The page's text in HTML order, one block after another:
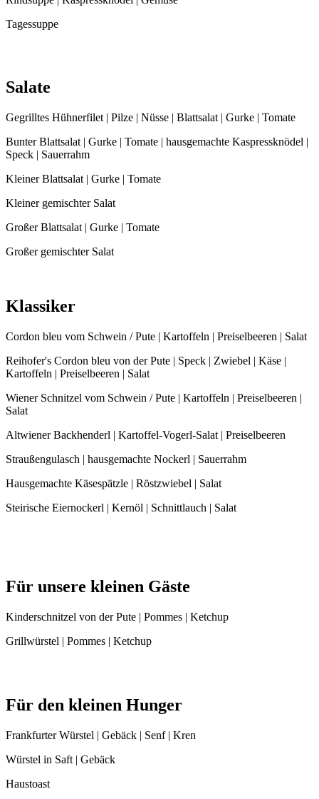
Tagessuppe
Salate
Gegrilltes Hühnerfilet | Pilze | Nüsse | Blattsalat | Gurke | Tomate
Bunter Blattsalat | Gurke | Tomate | hausgemachte Kaspressknödel |
Speck | Sauerrahm
Kleiner Blattsalat | Gurke | Tomate
Kleiner gemischter Salat
Großer Blattsalat | Gurke | Tomate
Großer gemischter Salat
Klassiker
Cordon bleu vom Schwein / Pute | Kartoffeln | Preiselbeeren | Salat
Reihofer's Cordon bleu von der Pute | Speck | Zwiebel | Käse |
Kartoffeln | Preiselbeeren | Salat
Wiener Schnitzel vom Schwein / Pute | Kartoffeln | Preiselbeeren |
Salat
Altwiener Backhenderl | Kartoffel-Vogerl-Salat | Preiselbeeren
Straußengulasch | hausgemachte Nockerl | Sauerrahm
Hausgemachte Käsespätzle | Röstzwiebel | Salat
Steirische Eiernockerl | Kernöl | Schnittlauch | Salat
Für unsere kleinen Gäste
Kinderschnitzel von der Pute | Pommes | Ketchup
Grillwürstel | Pommes | Ketchup
Für den kleinen Hunger
Frankfurter Würstel | Gebäck | Senf | Kren
Würstel in Saft | Gebäck
Haustoast